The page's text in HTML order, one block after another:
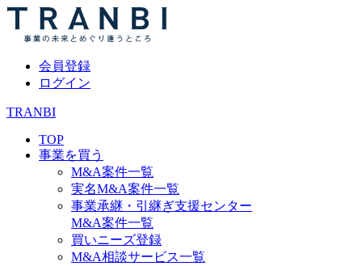
会員登録
ログイン
TRANBI
TOP
事業を買う
M&A案件一覧
実名M&A案件一覧
事業承継・引継ぎ支援センター
M&A案件一覧
買いニーズ登録
M&A相談サービス一覧